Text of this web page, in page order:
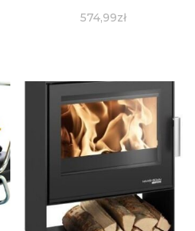
574,99zł